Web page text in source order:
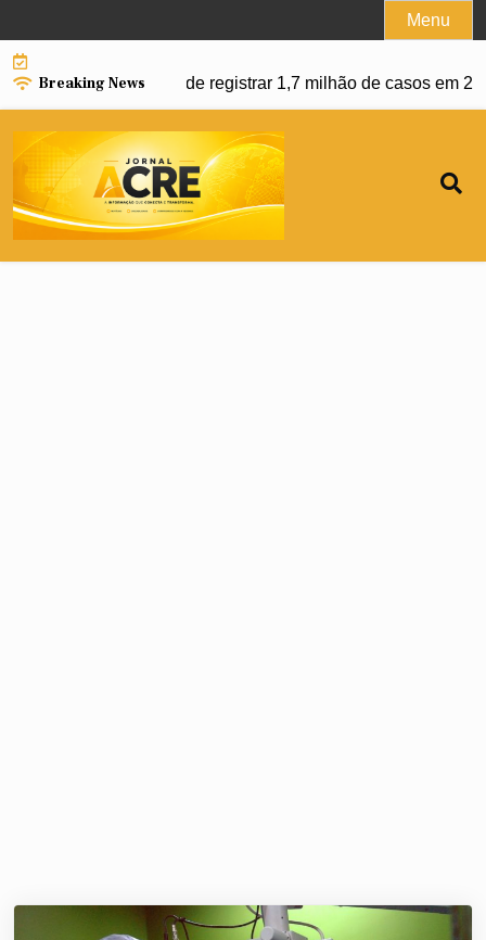
to
content
Menu
Breaking News
dengue e Brasil pode registrar 1,7 milhão de casos em 2027